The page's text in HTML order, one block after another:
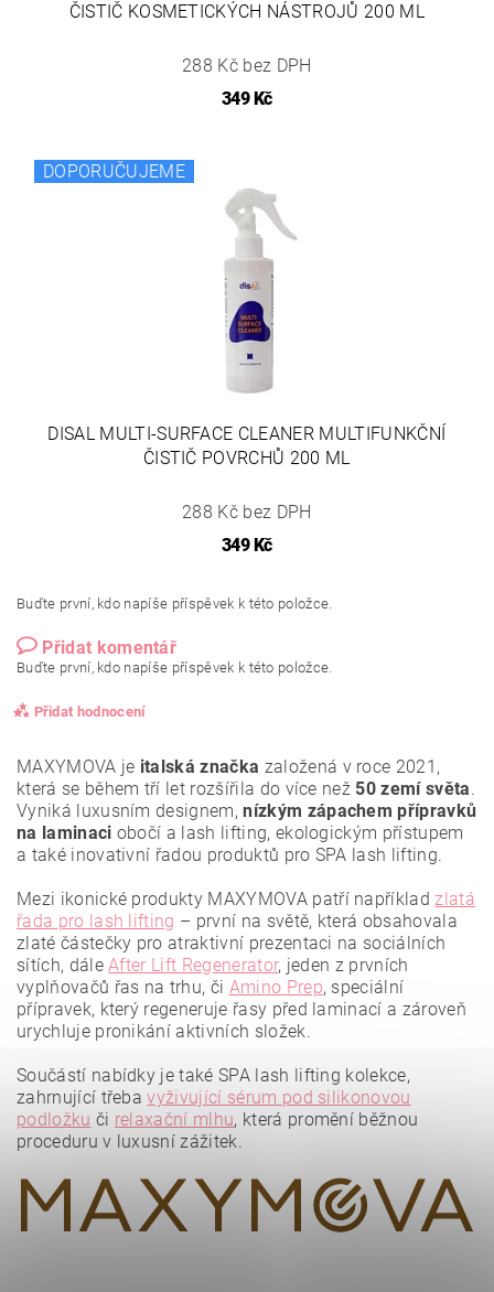
ČISTIČ KOSMETICKÝCH NÁSTROJŮ 200 ML
288 Kč bez DPH
349 Kč
DOPORUČUJEME
DISAL MULTI-SURFACE CLEANER MULTIFUNKČNÍ
ČISTIČ POVRCHŮ 200 ML
288 Kč bez DPH
349 Kč
Buďte první, kdo napíše příspěvek k této položce.
Přidat komentář
Buďte první, kdo napíše příspěvek k této položce.
Přidat hodnocení
osobních údajů.
MAXYMOVA je italská značka založená v roce 2021,
která se během tří let rozšířila do více než 50 zemí světa.
Vyniká luxusním designem,nízkým zápachem přípravků
na laminaci obočí a lash lifting, ekologickým přístupem
a také inovativní řadou produktů pro SPA lash lifting.
Mezi ikonické produkty MAXYMOVA patří napříkladzlatá
řada pro lash lifting – první na světě, která obsahovala
zlaté částečky pro atraktivní prezentaci na sociálních
sítích, dáleAfter Lift Regenerator, jeden z prvních
vyplňovačů řas na trhu, či Amino Prep, speciální
přípravek, který regeneruje řasy před laminací a zároveň
urychluje pronikání aktivních složek.
Součástí nabídky je také SPA lash lifting kolekce,
zahrnující třebavyživující sérum pod silikonovou
podložku či relaxační mlhu, která promění běžnou
proceduru v luxusní zážitek.